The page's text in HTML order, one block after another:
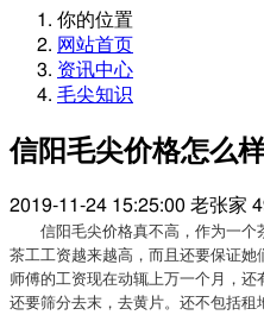
你的位置
网站首页
资讯中心
毛尖知识
信阳毛尖价格怎么
2019-11-24 15:25:00 老张家
信阳毛尖价格真不高，作为一
茶工工资越来越高，而且还要保证
师傅的工资现在动辄上万一个月，
还要筛分去末，去黄片。还不包括租